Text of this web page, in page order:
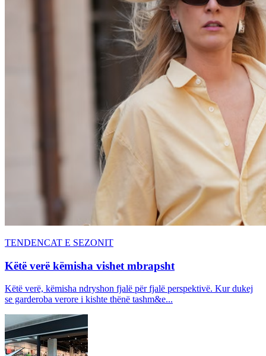
TENDENCAT E SEZONIT
Këtë verë këmisha vishet mbrapsht
Këtë verë, këmisha ndryshon fjalë për fjalë perspektivë. Kur dukej
se garderoba verore i kishte thënë tashm&e...